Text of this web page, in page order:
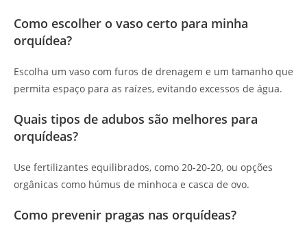
Como escolher o vaso certo para minha
orquídea?
Escolha um vaso com furos de drenagem e um tamanho que
permita espaço para as raízes, evitando excessos de água.
Quais tipos de adubos são melhores para
orquídeas?
Use fertilizantes equilibrados, como 20-20-20, ou opções
orgânicas como húmus de minhoca e casca de ovo.
Como prevenir pragas nas orquídeas?